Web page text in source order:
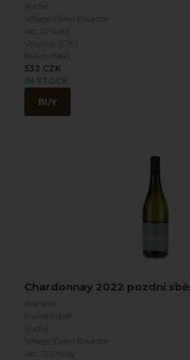
Suché
Village: Dolní Kounice
Alc.: 12 %obj
Volume: 0.75 l
Batch: 1960
532 CZK
IN STOCK
BUY
Chardonnay 2022 pozdní
Bílé víno
Pozdní sběr
Suché
Village: Dolní Kounice
Alc.: 13.5 %obj